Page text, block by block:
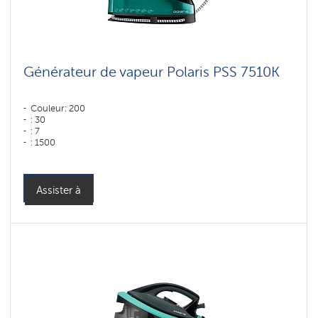
Générateur de vapeur Polaris PSS 7510K
Couleur: 200
: 30
: 7
: 1500
Couleur: Зеленый-черный
Puissance, W: 3000 W
Assister à